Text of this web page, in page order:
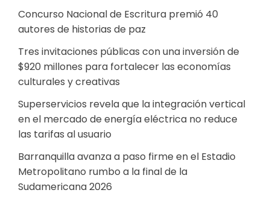
Concurso Nacional de Escritura premió 40
autores de historias de paz
Tres invitaciones públicas con una inversión de
$920 millones para fortalecer las economías
culturales y creativas
Superservicios revela que la integración vertical
en el mercado de energía eléctrica no reduce
las tarifas al usuario
Barranquilla avanza a paso firme en el Estadio
Metropolitano rumbo a la final de la
Sudamericana 2026